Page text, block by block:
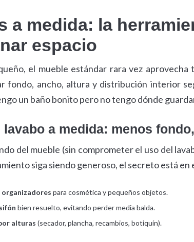
a medida: la
espacio
el mueble estándar rara vez aprovecha
fondo, ancho, altura y distribución interior
un baño bonito pero no tengo dónde
lavabo a medida: menos
del mueble (sin comprometer el uso del
siga siendo generoso, el secreto está en
organizadores para cosmética y pequeños objetos.
bien resuelto, evitando perder media balda.
alturas (secador, plancha, recambios, botiquín).